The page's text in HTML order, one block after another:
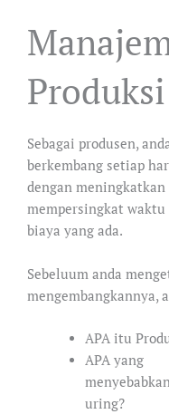
Produksi
Sebagai produsen,
berkembang setiap
dengan
mempersingkat
biaya yang ada.
Sebeluum anda
mengembangkannya,
APA itu
APA yang
uring?